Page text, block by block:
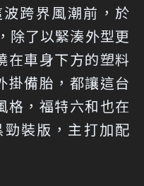
跨界風潮前，於
除了以緊湊外型更
在車身下方的塑料
掛備胎，都讓這台
格，福特六和也在
裝版，主打加配